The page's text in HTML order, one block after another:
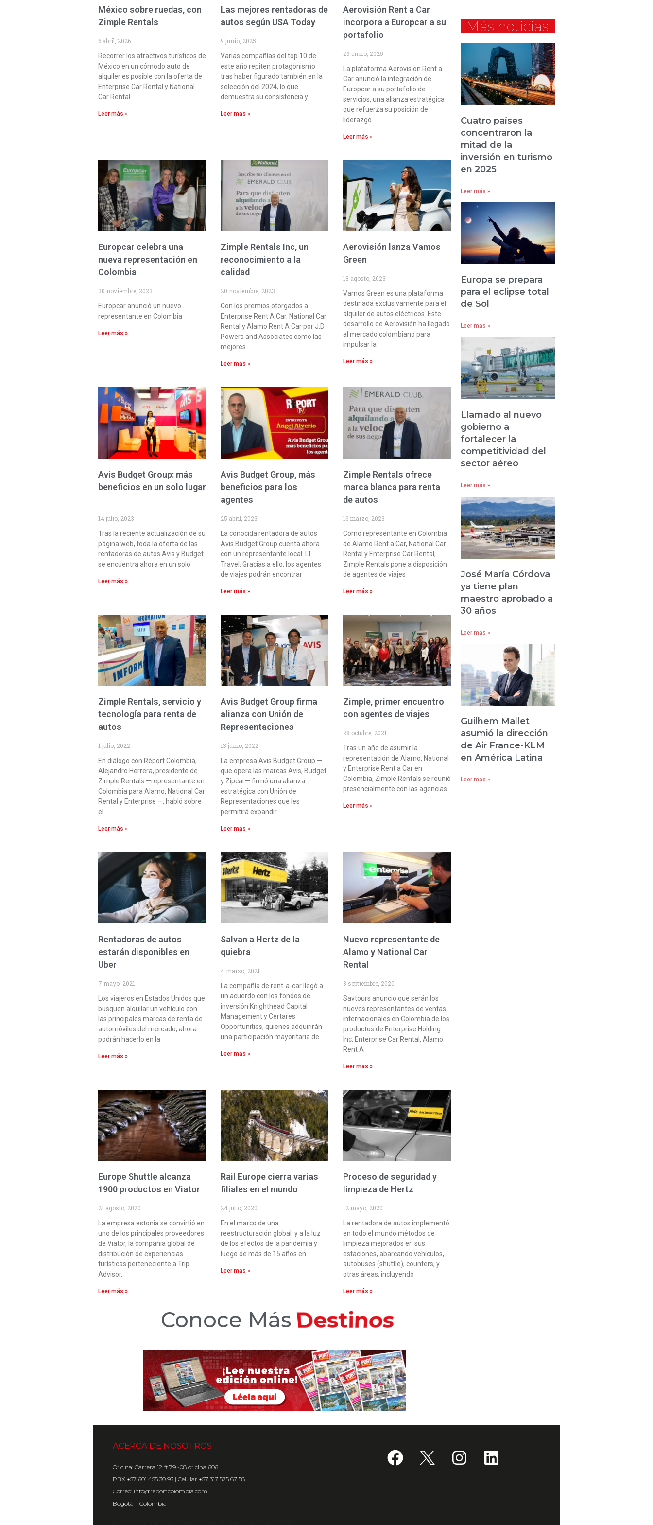
México sobre ruedas, con
Zimple Rentals
6 abril, 2026
Recorrer los atractivos turísticos de
México en un cómodo auto de
alquiler es posible con la oferta de
Enterprise Car Rental y National
Car Rental
Leer más »
Las mejores rentadoras de
autos según USA Today
9 junio, 2025
Varias compañías del top 10 de
este año repiten protagonismo
tras haber figurado también en la
selección del 2024, lo que
demuestra su consistencia y
Leer más »
Aerovisión Rent a Car
incorpora a Europcar a su
portafolio
29 enero, 2025
La plataforma Aerovision Rent a
Car anunció la integración de
Europcar a su portafolio de
servicios, una alianza estratégica
que refuerza su posición de
liderazgo
Leer más »
Europcar celebra una
nueva representación en
Colombia
30 noviembre, 2023
Europcar anunció un nuevo
representante en Colombia
Leer más »
Zimple Rentals Inc, un
reconocimiento a la
calidad
20 noviembre, 2023
Con los premios otorgados a
Enterprise Rent A Car, National Car
Rental y Alamo Rent A Car por J.D
Powers and Associates como las
mejores
Leer más »
Aerovisión lanza Vamos
Green
18 agosto, 2023
Vamos Green es una plataforma
destinada exclusivamente para el
alquiler de autos eléctricos. Este
desarrollo de Aerovisión ha llegado
al mercado colombiano para
impulsar la
Leer más »
Avis Budget Group: más
beneficios en un solo lugar
14 julio, 2023
Tras la reciente actualización de su
página web, toda la oferta de las
rentadoras de autos Avis y Budget
se encuentra ahora en un solo
Leer más »
Avis Budget Group, más
beneficios para los
agentes
25 abril, 2023
La conocida rentadora de autos
Avis Budget Group cuenta ahora
con un representante local: LT
Travel. Gracias a ello, los agentes
de viajes podrán encontrar
Leer más »
Zimple Rentals ofrece
marca blanca para renta
de autos
16 marzo, 2023
Como representante en Colombia
de Alamo Rent a Car, National Car
Rental y Enterprise Car Rental,
Zimple Rentals pone a disposición
de agentes de viajes
Leer más »
Zimple Rentals, servicio y
tecnología para renta de
autos
1 julio, 2022
En diálogo con Rèport Colombia,
Alejandro Herrera, presidente de
Zimple Rentals —representante en
Colombia para Alamo, National Car
Rental y Enterprise —, habló sobre
el
Leer más »
Avis Budget Group firma
alianza con Unión de
Representaciones
13 junio, 2022
La empresa Avis Budget Group —
que opera las marcas Avis, Budget
y Zipcar— firmó una alianza
estratégica con Unión de
Representaciones que les
permitirá expandir
Leer más »
Zimple, primer encuentro
con agentes de viajes
28 octubre, 2021
Tras un año de asumir la
representación de Alamo, National
y Enterprise Rent a Car en
Colombia, Zimple Rentals se reunió
presencialmente con las agencias
Leer más »
Rentadoras de autos
estarán disponibles en
Uber
7 mayo, 2021
Los viajeros en Estados Unidos que
busquen alquilar un vehículo con
las principales marcas de renta de
automóviles del mercado, ahora
podrán hacerlo en la
Leer más »
Salvan a Hertz de la
quiebra
4 marzo, 2021
La compañía de rent-a-car llegó a
un acuerdo con los fondos de
inversión Knighthead Capital
Management y Certares
Opportunities, quienes adquirirán
una participación mayoritaria de
Leer más »
Nuevo representante de
Alamo y National Car
Rental
3 septiembre, 2020
Savtours anunció que serán los
nuevos representantes de ventas
internacionales en Colombia de los
productos de Enterprise Holding
Inc: Enterprise Car Rental, Alamo
Rent A
Leer más »
Europe Shuttle alcanza
1900 productos en Viator
21 agosto, 2020
La empresa estonia se convirtió en
uno de los principales proveedores
de Viator, la compañía global de
distribución de experiencias
turísticas perteneciente a Trip
Advisor.
Leer más »
Rail Europe cierra varias
filiales en el mundo
24 julio, 2020
En el marco de una
reestructuración global, y a la luz
de los efectos de la pandemia y
luego de más de 15 años en
Leer más »
Proceso de seguridad y
limpieza de Hertz
12 mayo, 2020
La rentadora de autos implementó
en todo el mundo métodos de
limpieza mejorados en sus
estaciones, abarcando vehículos,
autobuses (shuttle), counters, y
otras áreas, incluyendo
Leer más »
Conoce MásHoteles
Más noticias
Cuatro países
concentraron la
mitad de la
inversión en turismo
en 2025
Leer más »
Europa se prepara
para el eclipse total
de Sol
Leer más »
Llamado al nuevo
gobierno a
fortalecer la
competitividad del
sector aéreo
Leer más »
José María Córdova
ya tiene plan
maestro aprobado a
30 años
Leer más »
Guilhem Mallet
asumió la dirección
de Air France-KLM
en América Latina
Leer más »
ACERCA DE NOSOTROS
Oficina: Carrera 12 # 79 -08 oficina 606
PBX +57 601 455 30 93 | Celular +57 317 575 67 58
Correo: info@reportcolombia.com
Bogotá – Colombia